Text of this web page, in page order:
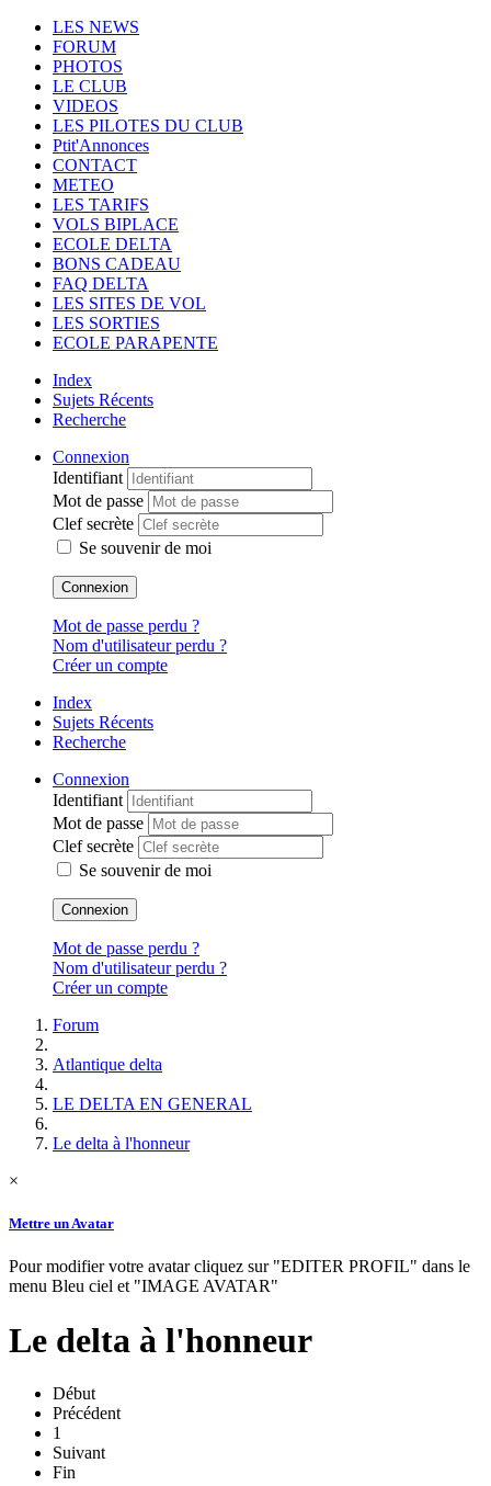
LES NEWS
FORUM
PHOTOS
LE CLUB
VIDEOS
LES PILOTES DU CLUB
Ptit'Annonces
CONTACT
METEO
LES TARIFS
VOLS BIPLACE
ECOLE DELTA
BONS CADEAU
FAQ DELTA
LES SITES DE VOL
LES SORTIES
ECOLE PARAPENTE
Index
Sujets Récents
Recherche
Connexion
Identifiant
Mot de passe
Clef secrète
Se souvenir de moi
Connexion
Mot de passe perdu ?
Nom d'utilisateur perdu ?
Créer un compte
Index
Sujets Récents
Recherche
Connexion
Identifiant
Mot de passe
Clef secrète
Se souvenir de moi
Connexion
Mot de passe perdu ?
Nom d'utilisateur perdu ?
Créer un compte
Forum
Atlantique delta
LE DELTA EN GENERAL
Le delta à l'honneur
×
Mettre un Avatar
Pour modifier votre avatar cliquez sur "EDITER PROFIL" dans le
menu Bleu ciel et "IMAGE AVATAR"
Le delta à l'honneur
Début
Précédent
1
Suivant
Fin